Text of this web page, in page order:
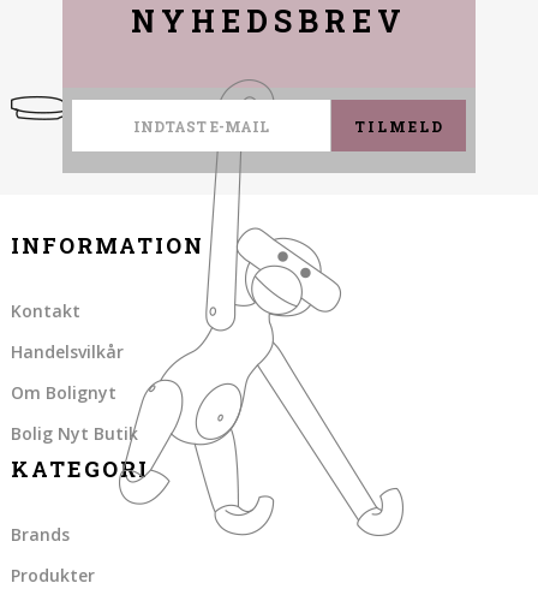
NYHEDSBREV
TILMELD
INFORMATION
Kontakt
Handelsvilkår
Om Bolignyt
Bolig Nyt Butik
KATEGORI
Brands
Produkter